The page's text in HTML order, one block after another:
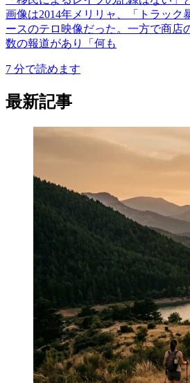
画像は2014年メリリャ、「トラック
ースのテロ映像だった。一方で商店
数の報道があり「何も
7 分で読めます
最新記事